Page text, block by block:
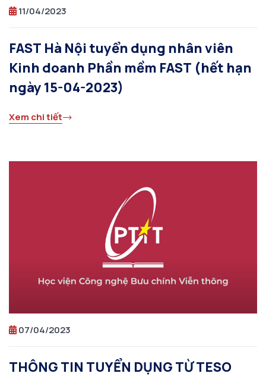
11/04/2023
FAST Hà Nội tuyển dụng nhân viên
Kinh doanh Phần mềm FAST (hết hạn
ngày 15-04-2023)
Xem chi tiết
07/04/2023
THÔNG TIN TUYỂN DỤNG TỪ TESO